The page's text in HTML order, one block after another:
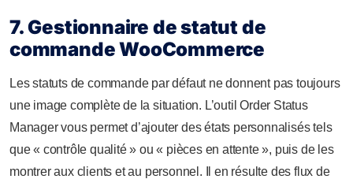
7. Gestionnaire de statut de
commande WooCommerce
Les statuts de commande par défaut ne donnent pas toujours
une image complète de la situation. L’outil Order Status
Manager vous permet d’ajouter des états personnalisés tels
que « contrôle qualité » ou « pièces en attente », puis de les
montrer aux clients et au personnel. Il en résulte des flux de